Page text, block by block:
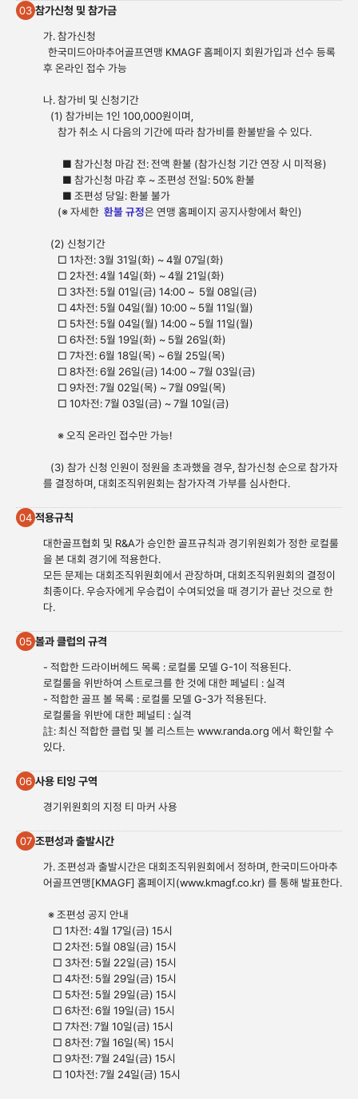
03 참가신청 및 참가금
가. 참가신청
한국미드아마추어골프연맹 KMAGF 홈페이지 회원가입과 선수 등록
후 온라인 접수 가능
나. 참가비 및 신청기간
(1) 참가비는 1인 100,000원이며,
참가 취소 시 다음의 기간에 따라 참가비를 환불받을 수 있다.
■ 참가신청 마감 전: 전액 환불 (참가신청 기간 연장 시 미적용)
■ 참가신청 마감 후 ~ 조편성 전일: 50% 환불
■ 조편성 당일: 환불 불가
(※ 자세한 환불 규정은 연맹 홈페이지 공지사항에서 확인)
(2) 신청기간
□ 1차전: 3월 31일(화) ~ 4월 07일(화)
□ 2차전: 4월 14일(화) ~ 4월 21일(화)
□ 3차전: 5월 01일(금) 14:00 ~ 5월 08일(금)
□ 4차전: 5월 04일(월) 10:00 ~ 5월 11일(월)
□ 5차전: 5월 04일(월) 14:00 ~ 5월 11일(월)
□ 6차전: 5월 19일(화) ~ 5월 26일(화)
□ 7차전: 6월 18일(목) ~ 6월 25일(목)
□ 8차전: 6월 26일(금) 14:00 ~ 7월 03일(금)
□ 9차전: 7월 02일(목) ~ 7월 09일(목)
□ 10차전: 7월 03일(금) ~ 7월 10일(금)
※ 오직 온라인 접수만 가능!
(3) 참가 신청 인원이 정원을 초과했을 경우, 참가신청 순으로 참가자
를 결정하며, 대회조직위원회는 참가자격 가부를 심사한다.
04 적용규칙
대한골프협회 및 R&A가 승인한 골프규칙과 경기위원회가 정한 로컬룰
을 본 대회 경기에 적용한다.
모든 문제는 대회조직위원회에서 관장하며, 대회조직위원회의 결정이
최종이다. 우승자에게 우승컵이 수여되었을 때 경기가 끝난 것으로 한
다.
05 볼과 클럽의 규격
- 적합한 드라이버헤드 목록 : 로컬룰 모델 G-1이 적용된다.
로컬룰을 위반하여 스트로크를 한 것에 대한 페널티 : 실격
- 적합한 골프 볼 목록 : 로컬룰 모델 G-3가 적용된다.
로컬룰을 위반에 대한 페널티 : 실격
註: 최신 적합한 클럽 및 볼 리스트는 www.randa.org 에서 확인할 수
있다.
06 사용 티잉 구역
경기위원회의 지정 티 마커 사용
07 조편성과 출발시간
가. 조편성과 출발시간은 대회조직위원회에서 정하며, 한국미드아마추
어골프연맹[KMAGF] 홈페이지(www.kmagf.co.kr) 를 통해 발표한다.
※ 조편성 공지 안내
□ 1차전: 4월 17일(금) 15시
□ 2차전: 5월 08일(금) 15시
□ 3차전: 5월 22일(금) 15시
□ 4차전: 5월 29일(금) 15시
□ 5차전: 5월 29일(금) 15시
□ 6차전: 6월 19일(금) 15시
□ 7차전: 7월 10일(금) 15시
□ 8차전: 7월 16일(목) 15시
□ 9차전: 7월 24일(금) 15시
□ 10차전: 7월 24일(금) 15시